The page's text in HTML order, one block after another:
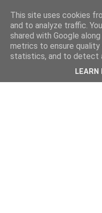
This site uses cookies
and to analyze traffic.
shared with Google
metrics to ensure
statistics, and to detect
LEARN